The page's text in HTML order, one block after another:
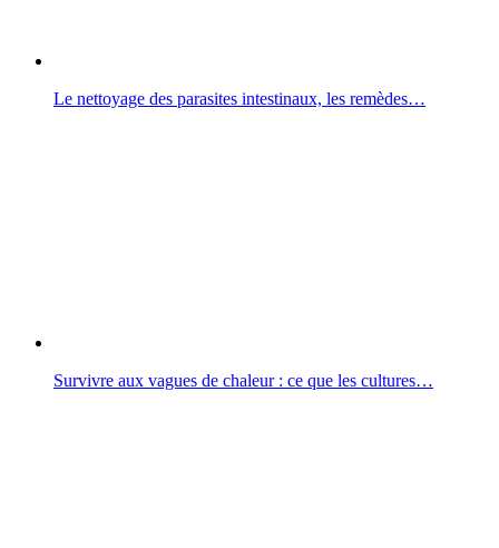
Le nettoyage des parasites intestinaux, les remèdes…
Survivre aux vagues de chaleur : ce que les cultures…